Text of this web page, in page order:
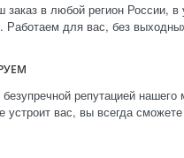
заказ в любой регион России, в
Работаем для вас, без
репутацией нашего
устроит вас, вы всегда